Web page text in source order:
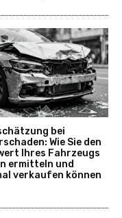
bei
Wie Sie den
Ihres Fahrzeugs
ermitteln und
verkaufen können